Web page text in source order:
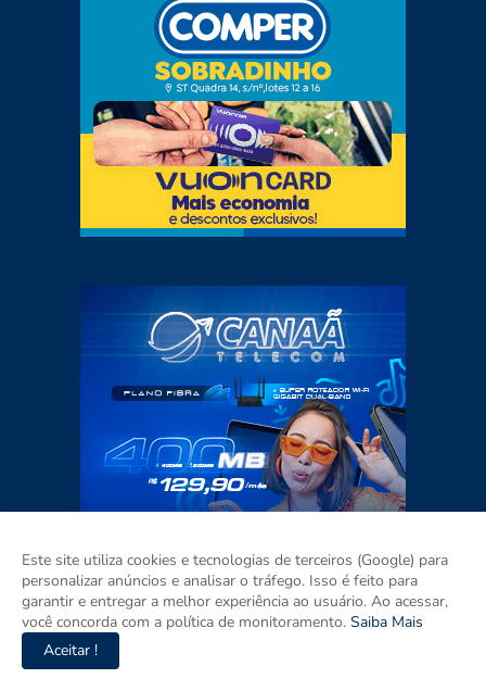
Este site utiliza cookies e tecnologias de terceiros (Google) para
personalizar anúncios e analisar o tráfego. Isso é feito para
garantir e entregar a melhor experiência ao usuário. Ao acessar,
você concorda com a política de monitoramento. Saiba Mais
Aceitar !